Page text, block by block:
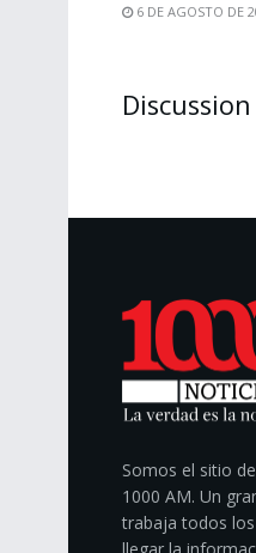
6 DE AGOSTO DE
Somos el sitio
1000 AM. Un
trabaja todos